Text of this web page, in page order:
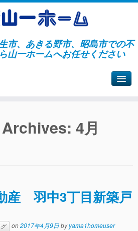
市、あきる野市、昭島市での不
山一ホームへお任せください
4月
産 羽中3丁目新築戸
on2017年4月9日byyama1homeuser